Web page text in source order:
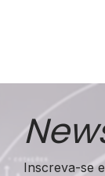
Inscreva-se